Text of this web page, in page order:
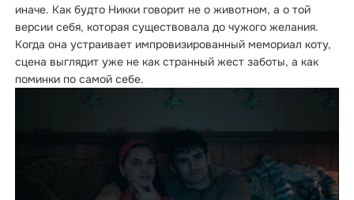
иначе. Как будто Никки говорит не о животном, а о той
версии себя, которая существовала до чужого желания.
Когда она устраивает импровизированный мемориал коту,
сцена выглядит уже не как странный жест заботы, а как
поминки по самой себе.